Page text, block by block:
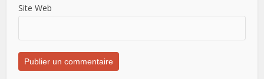
Site Web